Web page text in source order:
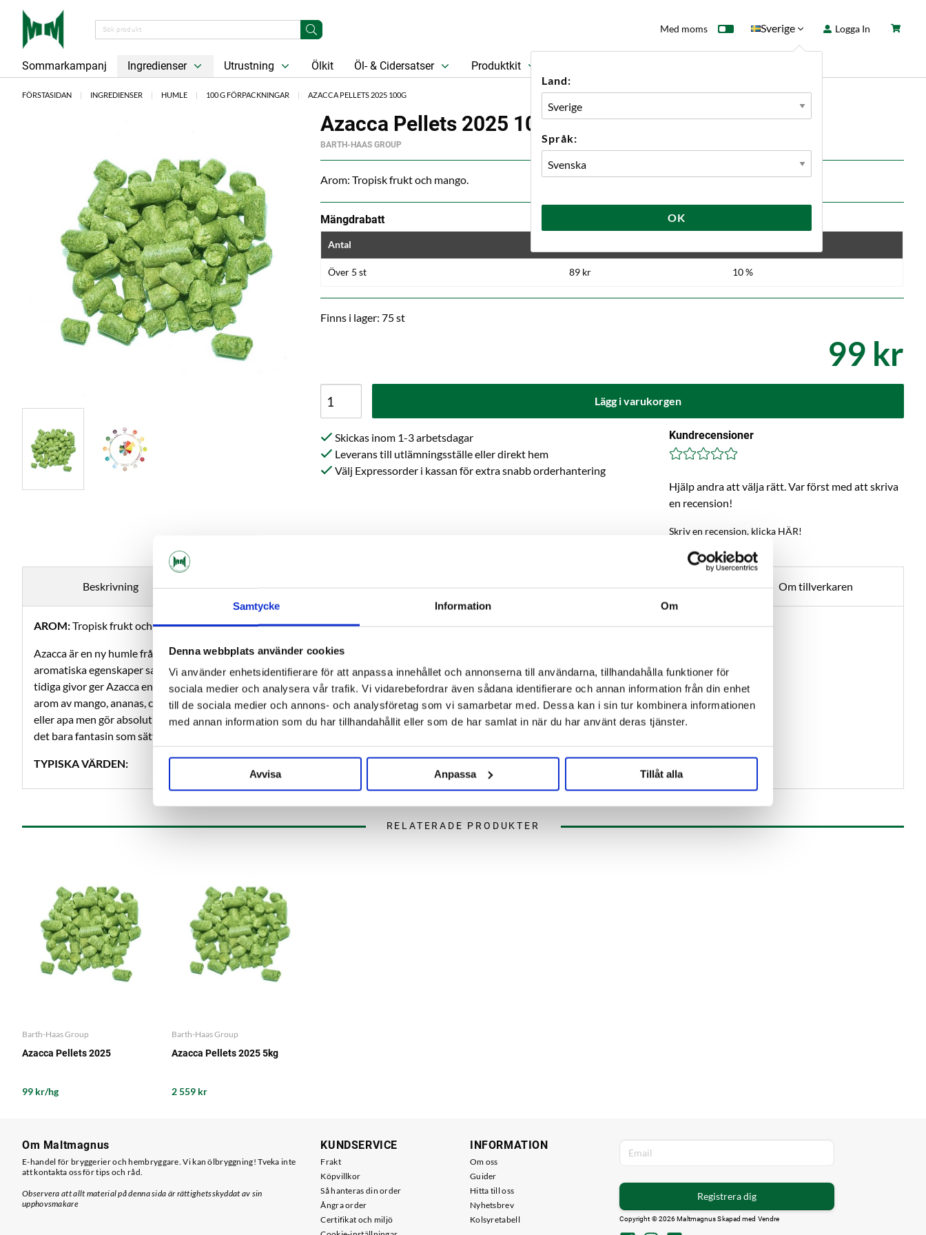
Samtycke Information Om
Denna webbplats använder cookies
Vi använder enhetsidentifierare för att anpassa innehållet och annonserna till användarna, tillhandahålla funktioner för
sociala medier och analysera vår trafik. Vi vidarebefordrar även sådana identifierare och annan information från din enhet
till de sociala medier och annons- och analysföretag som vi samarbetar med. Dessa kan i sin tur kombinera informationen
med annan information som du har tillhandahållit eller som de har samlat in när du har använt deras tjänster.
Avvisa Anpassa Tillåt alla
Med moms Sverige
Land:
Språk:
OK
Logga In
Sommarkampanj Ingredienser Utrustning Ölkit Öl- & Cidersatser Produktkit
FÖRSTASIDAN INGREDIENSER HUMLE 100 G FÖRPACKNINGAR AZACCA PELLETS 2025 100G
Azacca Pellets 2025 100g
BARTH-HAAS GROUP
Arom: Tropisk frukt och mango.
Mängdrabatt
Antal
Över 5 st 89 kr 10 %
Finns i lager: 75 st
99 kr
Lägg i varukorgen
Skickas inom 1-3 arbetsdagar
Leverans till utlämningsställe eller direkt hem
Välj Expressorder i kassan för extra snabb orderhantering
Kundrecensioner
Hjälp andra att välja rätt. Var först med att skriva
en recension!
Skriv en recension, klicka HÄR!
Beskrivning Specifikation Recensioner Fråga om produkt Om tillverkaren
AROM:Tropisk frukt och mango.
Azacca är en ny humle från American Dwarf Hop Association som med sina utmärkta
aromatiska egenskaper samt rätt höga alfasyra gjort den till en populär humlesort. Vid
tidiga givor ger Azacca en rund bitterhet medans den vid sena givor ger både smak och
arom av mango, ananas, citrus samt en hint av tall. Azacca passar perfekt i en humliga ipa
eller apa men gör absolut inte bort sig i en trippel eller en lager så med denna humlen är
det bara fantasin som sätter begränsningen.
TYPISKA VÄRDEN:
Beta Acid: 4%-5.5%
Humulene: 38%-45%
Caryophyllene: 8%-12%
Farnesene: 0%-1%
Total mängd oljor: 1.6-2.5 ml/100 grams
RELATERADE PRODUKTER
Barth-Haas Group
Azacca Pellets 2025
99 kr/hg
Barth-Haas Group
Azacca Pellets 2025 5kg
2 559 kr
Om Maltmagnus
E-handel för bryggerier och hembryggare. Vi kan ölbryggning! Tveka inte
att kontakta oss för tips och råd.
Observera att allt material på denna sida är rättighetsskyddat av sin
upphovsmakare
KUNDSERVICE
Frakt
Köpvillkor
Så hanteras din order
Ångra order
Certifikat och miljö
INFORMATION
Om oss
Guider
Hitta till oss
Nyhetsbrev
Kolsyretabell
Registrera dig
Copyright © 2026 Maltmagnus Skapad med Vendre